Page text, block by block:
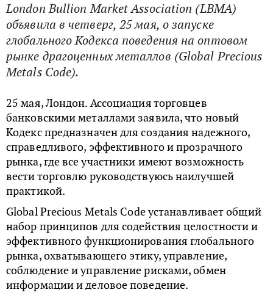
London Bullion Market Association (LBMA)
объявила в четверг, 25 мая, о запуске
глобального Кодекса поведения на оптовом
рынке драгоценных металлов (Global Precious
Metals Code).
25 мая, Лондон. Ассоциация торговцев
банковскими металлами заявила, что новый
Кодекс предназначен для создания надежного,
справедливого, эффективного и прозрачного
рынка, где все участники имеют возможность
вести торговлю руководствуюсь наилучшей
практикой.
Global Precious Metals Code устанавливает общий
набор принципов для содействия целостности и
эффективного функционирования глобального
рынка, охватывающего этику, управление,
соблюдение и управление рисками, обмен
информации и деловое поведение.